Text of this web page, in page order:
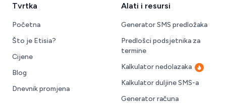
Tvrtka
Početna
Što je Etisia?
Cijene
Blog
Dnevnik promjena
Alati i resursi
Generator SMS predložaka
Predlošci podsjetnika za
termine
Kalkulator nedolazaka
Vruće
Kalkulator duljine SMS-a
Generator računa